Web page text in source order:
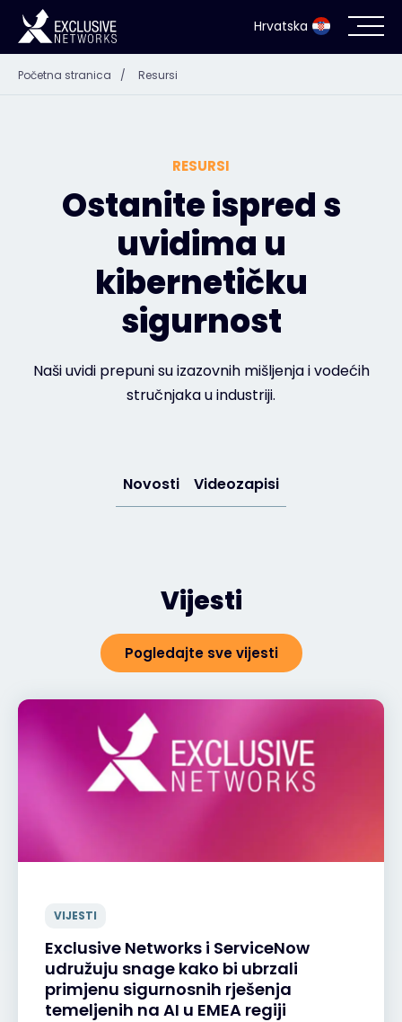
Hrvatska
Resursi
Kontakt
#weareexclusive
Početna stranica / Resursi
RESURSI
Ostanite ispred s
uvidima u
kibernetičku
sigurnost
Naši uvidi prepuni su izazovnih mišljenja i vodećih
stručnjaka u industriji.
Novosti Videozapisi
Vijesti
Pogledajte sve vijesti
VIJESTI
Exclusive Networks i ServiceNow
udružuju snage kako bi ubrzali
primjenu sigurnosnih rješenja
temeljenih na AI u EMEA regiji